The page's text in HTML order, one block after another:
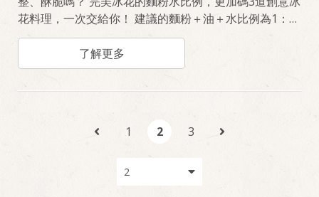
花料理，一次交給你！ 建議的麵粉＋油＋水比例為1：
1：10，油加或不加都可以唷～ 麵粉使用太白粉、玉米
粉、中低筋麵粉都ok！ 建議使用不沾鍋製作冰花，倒扣
時較容易哦！
了解更多
1 2 3